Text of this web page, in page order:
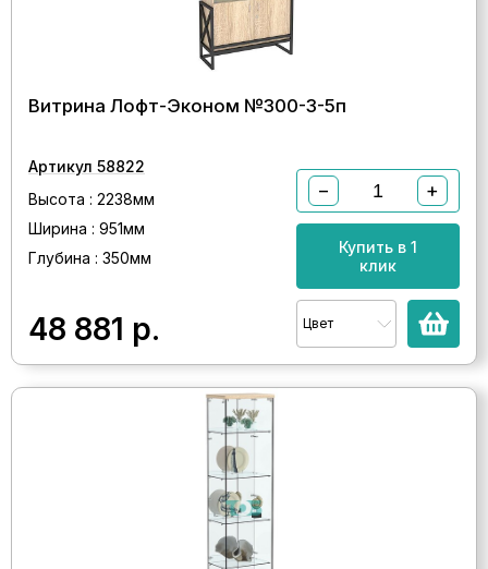
Витрина Лофт-Эконом №300-3-5п
Артикул 58822
Высота : 2238мм
Ширина : 951мм
Глубина : 350мм
48 881 р.
− +
Купить в 1
клик
Цвет